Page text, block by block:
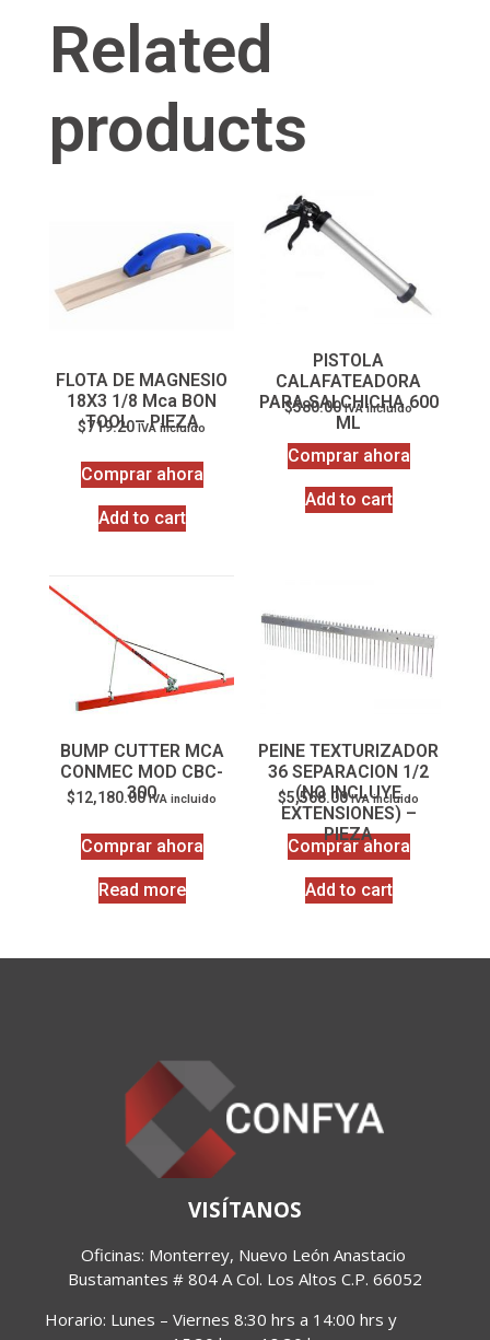
Related
products
FLOTA DE MAGNESIO
18X3 1/8 Mca BON
TOOL – PIEZA
$719.20 IVA incluido
Comprar ahora
Add to cart
PISTOLA
CALAFATEADORA
PARA SALCHICHA 600
ML
$580.00 IVA incluido
Comprar ahora
Add to cart
BUMP CUTTER MCA
CONMEC MOD CBC-
300
$12,180.00 IVA incluido
Comprar ahora
Read more
PEINE TEXTURIZADOR
36 SEPARACION 1/2
(NO INCLUYE
EXTENSIONES) –
PIEZA
$5,568.00 IVA incluido
Comprar ahora
Add to cart
VISÍTANOS
Oficinas: Monterrey, Nuevo León Anastacio
Bustamantes # 804 A Col. Los Altos C.P. 66052
Horario: Lunes – Viernes 8:30 hrs a 14:00 hrs y